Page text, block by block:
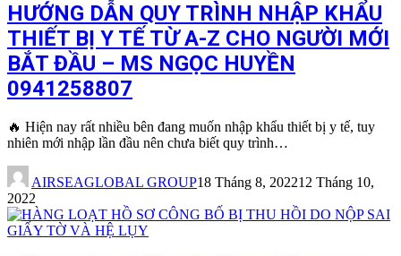
HƯỚNG DẪN QUY TRÌNH NHẬP KHẨU
THIẾT BỊ Y TẾ TỪ A-Z CHO NGƯỜI MỚI
BẮT ĐẦU – MS NGỌC HUYỀN
0941258807
🔥 Hiện nay rất nhiều bên đang muốn nhập khẩu thiết bị y tế, tuy
nhiên mới nhập lần đầu nên chưa biết quy trình…
AIRSEAGLOBAL GROUP18 Tháng 8, 202212 Tháng 10,
2022